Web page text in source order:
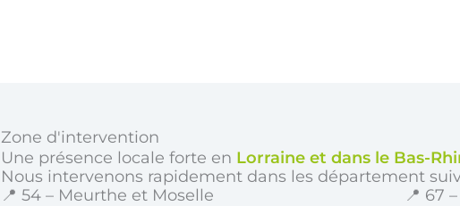
Zone d'intervention
Une présence locale forte en Lorraine et dans le Bas-
Nous intervenons rapidement dans les département
📍 54 – Meurthe et Moselle
📍 67